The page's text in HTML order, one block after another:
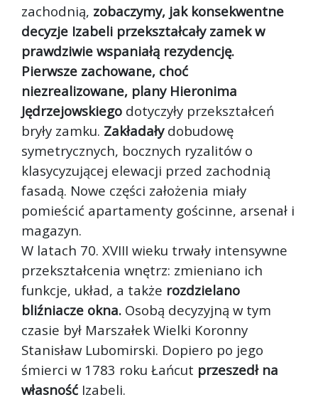
zachodnią, zobaczymy, jak konsekwentne
decyzje Izabeli przekształcały zamek w
prawdziwie wspaniałą rezydencję.
Pierwsze zachowane, choć
niezrealizowane, plany Hieronima
Jędrzejowskiego dotyczyły przekształceń
bryły zamku. Zakładałydobudowę
symetrycznych, bocznych ryzalitów o
klasycyzującej elewacji przed zachodnią
fasadą. Nowe części założenia miały
pomieścić apartamenty gościnne, arsenał i
magazyn.
W latach 70. XVIII wieku trwały intensywne
przekształcenia wnętrz: zmieniano ich
funkcje, układ, a także rozdzielano
bliźniacze okna. Osobą decyzyjną w tym
czasie był Marszałek Wielki Koronny
Stanisław Lubomirski. Dopiero po jego
śmierci w 1783 roku Łańcut przeszedł na
własność Izabeli.